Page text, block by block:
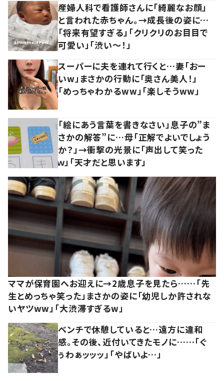
産婦人科で看護師さんに「綺麗なお顔」
と言われた赤ちゃん。→成長後の姿に…
「将来有望すぎる」「クリクリのお目目で
可愛い」「渋い～！」
スーパーに夫を連れて行くと…妻「おー
いw」まさかの行動に「奥さん美人！」
「めっちゃわかるww」「楽しそうww」
「絵にあう言葉を書きなさい」息子の”ま
さかの解答”に…母「正解でよいでしょう
か？」→衝撃の光景に「声出して笑った
ｗ」「天才だと思います」
ママが保育園へお迎えに→2歳息子を見たら……「先
生とめっちゃ笑った」まさかの姿に「幼児しか許されな
いヤツww」「大渋滞すぎるw」
ベンチで休憩していると…遠方に違和
感。その後、近付いてきたモノに……「ぐ
ぅわぁッッッ」「やばいよ…」